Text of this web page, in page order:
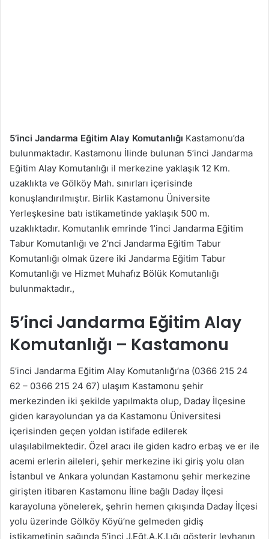
5’inci Jandarma Eğitim Alay Komutanlığı Kastamonu’da
bulunmaktadır. Kastamonu İlinde bulunan 5’inci Jandarma
Eğitim Alay Komutanlığı il merkezine yaklaşık 12 Km.
uzaklıkta ve Gölköy Mah. sınırları içerisinde
konuşlandırılmıştır. Birlik Kastamonu Üniversite
Yerleşkesine batı istikametinde yaklaşık 500 m.
uzaklıktadır. Komutanlık emrinde 1’inci Jandarma Eğitim
Tabur Komutanlığı ve 2’nci Jandarma Eğitim Tabur
Komutanlığı olmak üzere iki Jandarma Eğitim Tabur
Komutanlığı ve Hizmet Muhafız Bölük Komutanlığı
bulunmaktadır.,
5’inci Jandarma Eğitim Alay
Komutanlığı – Kastamonu
5’inci Jandarma Eğitim Alay Komutanlığı’na (0366 215 24
62 – 0366 215 24 67) ulaşım Kastamonu şehir
merkezinden iki şekilde yapılmakta olup, Daday İlçesine
giden karayolundan ya da Kastamonu Üniversitesi
içerisinden geçen yoldan istifade edilerek
ulaşılabilmektedir. Özel aracı ile giden kadro erbaş ve er ile
acemi erlerin aileleri, şehir merkezine iki giriş yolu olan
İstanbul ve Ankara yolundan Kastamonu şehir merkezine
girişten itibaren Kastamonu İline bağlı Daday İlçesi
karayoluna yönelerek, şehrin hemen çıkışında Daday İlçesi
yolu üzerinde Gölköy Köyü’ne gelmeden gidiş
istikametinin sağında 5’inci J.Eğt.A.K.Lığı gösterir levhanın